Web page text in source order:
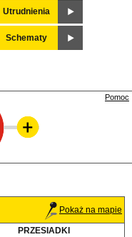
Utrudnienia
Schematy
Pomoc
Pokaż na mapie
PRZESIADKI